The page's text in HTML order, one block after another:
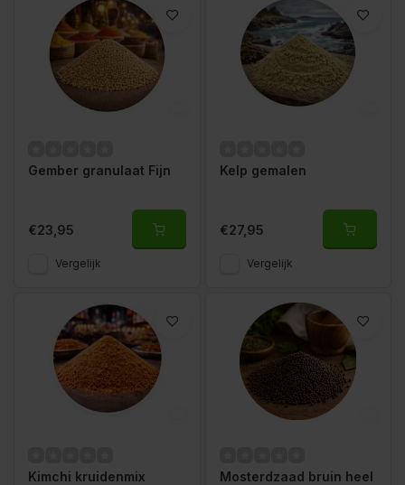
Gember granulaat Fijn
€23,95
Vergelijk
Kelp gemalen
€27,95
Vergelijk
Kimchi kruidenmix Mosterdzaad bruin heel